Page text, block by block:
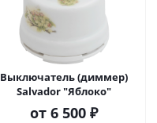
Выключатель (диммер)
Salvador "Яблоко"
от 6 500 ₽